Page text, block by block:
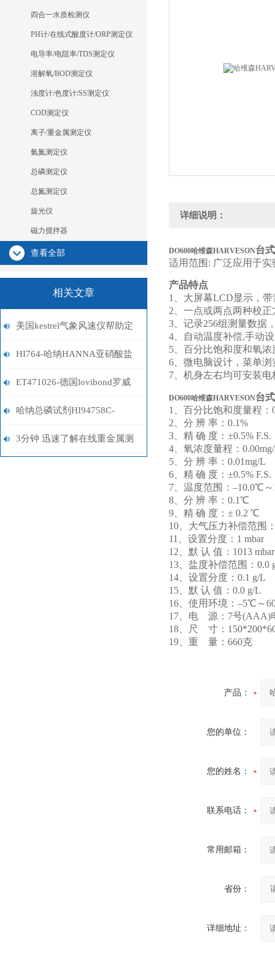
四合一水质检测仪
PH计/在线式酸度计/ORP测定仪
电导率/电阻率/TDS测定仪
溶解氧/BOD测定仪
浊度计/色度计/SS测定仪
COD测定仪
离子/重金属测定仪
氨氮测定仪
总磷测定仪
总氮测定仪
旋光仪
磁力搅拌器
查看全部
相关文章
美国kestrel气象风速仪帮助定
性的科学分析
HI764-哈纳HANNA亚硝酸盐
蛋机
ET471026-德国lovibond罗威
邦DPD试剂
哈纳总磷试剂HI94758C-
50（0-1.15ppm）
3分钟 迅速了解在线重金属测
详细说明：
DO600哈维森HARVESON台
适用范围: 广泛应用于
产品特点
1、大屏幕LCD显示，带
2、一点或两点两种校正
3、记录256组测量数据
4、自动温度补偿,手动
5、百分比饱和度和氧
6、微电脑设计，菜单
7、机身左右均可安装
DO600哈维森HARVESON台
1、百分比饱和度量程：
2、分 辨 率：0.1%
3、精 确 度：±0.5% F.S.
4、氧浓度量程：
5、分 辨 率：0.01mg/L
6、精 确 度：±0.5% F.S.
7、温度范围：–10.0℃
8、分 辨 率：0.1℃
9、精 确 度：± 0.2 ℃
10、大气压力补偿范围
11、设置分度：1 mbar
12、默 认 值：1013 mbar
13、盐度补偿范围：0.0
14、设置分度：0.1 g/L
15、默 认 值：0.0 g/L
16、使用环境：–5℃～
17、电 源：7号(AAA)
18、尺 寸：
19、重 量：660克
产品：
您的单位：
您的姓名：
联系电话：
常用邮箱：
省份：
详细地址：